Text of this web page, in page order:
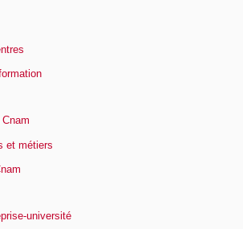
et métiers
université